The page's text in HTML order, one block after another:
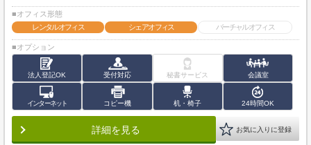
■オフィス形態
レンタルオフィス
シェアオフィス バーチャルオフィス
■オプション
法人登記OK 受付対応 秘書サービス 会議室
インターネット コピー機 机・椅子 24時間OK
詳細を見る お気に入りに登録